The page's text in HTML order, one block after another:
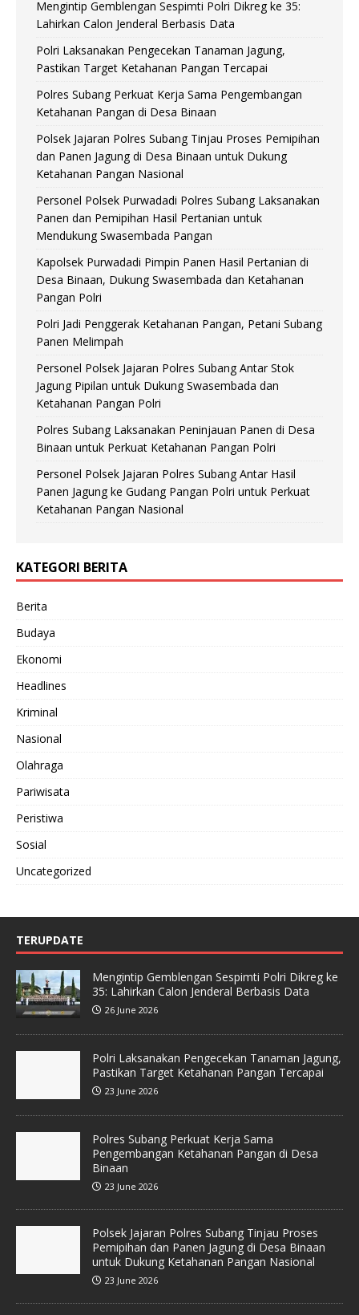
Mengintip Gemblengan Sespimti Polri Dikreg ke 35:
Lahirkan Calon Jenderal Berbasis Data
Polri Laksanakan Pengecekan Tanaman Jagung,
Pastikan Target Ketahanan Pangan Tercapai
Polres Subang Perkuat Kerja Sama Pengembangan
Ketahanan Pangan di Desa Binaan
Polsek Jajaran Polres Subang Tinjau Proses Pemipihan
dan Panen Jagung di Desa Binaan untuk Dukung
Ketahanan Pangan Nasional
Personel Polsek Purwadadi Polres Subang Laksanakan
Panen dan Pemipihan Hasil Pertanian untuk
Mendukung Swasembada Pangan
Kapolsek Purwadadi Pimpin Panen Hasil Pertanian di
Desa Binaan, Dukung Swasembada dan Ketahanan
Pangan Polri
Polri Jadi Penggerak Ketahanan Pangan, Petani Subang
Panen Melimpah
Personel Polsek Jajaran Polres Subang Antar Stok
Jagung Pipilan untuk Dukung Swasembada dan
Ketahanan Pangan Polri
Polres Subang Laksanakan Peninjauan Panen di Desa
Binaan untuk Perkuat Ketahanan Pangan Polri
Personel Polsek Jajaran Polres Subang Antar Hasil
Panen Jagung ke Gudang Pangan Polri untuk Perkuat
Ketahanan Pangan Nasional
KATEGORI BERITA
Berita
Budaya
Ekonomi
Headlines
Kriminal
Nasional
Olahraga
Pariwisata
Peristiwa
Sosial
Uncategorized
TERUPDATE
Mengintip Gemblengan Sespimti Polri Dikreg ke
35: Lahirkan Calon Jenderal Berbasis Data
26 June 2026
Polri Laksanakan Pengecekan Tanaman Jagung,
Pastikan Target Ketahanan Pangan Tercapai
23 June 2026
Polres Subang Perkuat Kerja Sama
Pengembangan Ketahanan Pangan di Desa
Binaan
23 June 2026
Polsek Jajaran Polres Subang Tinjau Proses
Pemipihan dan Panen Jagung di Desa Binaan
untuk Dukung Ketahanan Pangan Nasional
23 June 2026